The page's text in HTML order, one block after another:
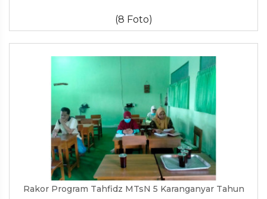
(8 Foto)
Rakor Program Tahfidz MTsN 5 Karanganyar Tahun